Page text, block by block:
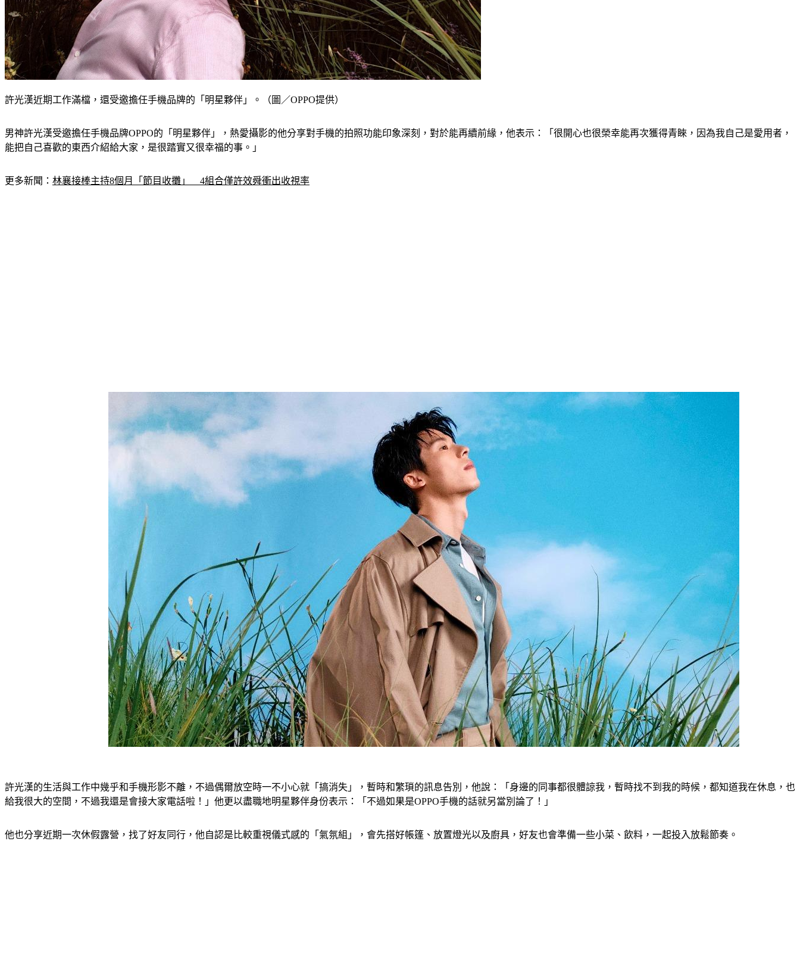
許光漢近期工作滿檔，還受邀擔任手機品牌的「明星夥伴」。（圖／OPPO提供）
男神許光漢受邀擔任手機品牌OPPO的「明星夥伴」，熱愛攝影的他分享對手機的拍照功能印象深刻，對於能再續前緣，他表示：「很開心也很榮幸能再次獲得青睞，因為我自己是愛用者，
能把自己喜歡的東西介紹給大家，是很踏實又很幸福的事。」
更多新聞： 林襄接棒主持8個月「節目收攤」　4組合僅許效舜衝出收視率
許光漢的生活與工作中幾乎和手機形影不離，不過偶爾放空時一不小心就「搞消失」，暫時和繁瑣的訊息告別，他說：「身邊的同事都很體諒我，暫時找不到我的時候，都知道我在休息，也
給我很大的空間，不過我還是會接大家電話啦！」他更以盡職地明星夥伴身份表示：「不過如果是OPPO手機的話就另當別論了！」
他也分享近期一次休假露營，找了好友同行，他自認是比較重視儀式感的「氣氛組」，會先搭好帳篷、放置燈光以及廚具，好友也會準備一些小菜、飲料，一起投入放鬆節奏。